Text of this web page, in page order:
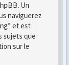
Un
naviguerez
et est
sujets que
sur le